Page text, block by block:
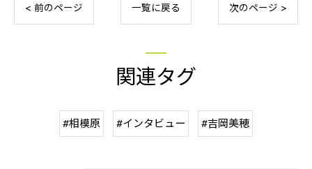
< 前のページ 一覧に戻る 次のページ >
関連タグ
#相模原 #インタビュー #吉岡美穂